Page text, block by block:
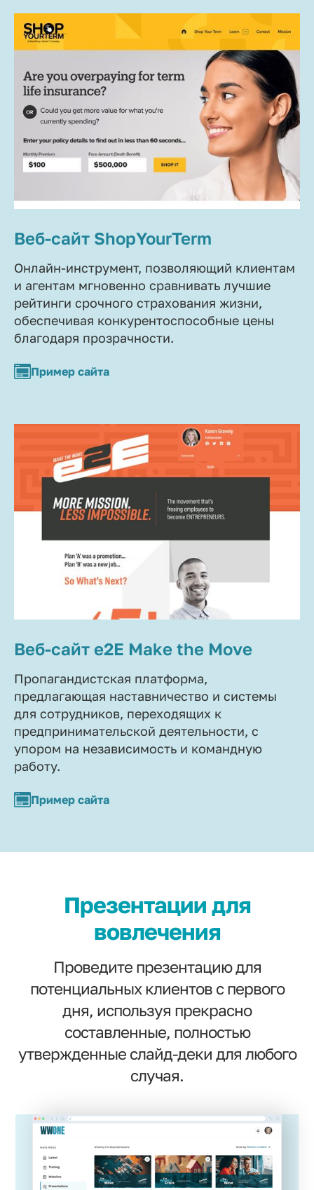
Веб-сайт ShopYourTerm
Онлайн-инструмент, позволяющий клиентам
и агентам мгновенно сравнивать лучшие
рейтинги срочного страхования жизни,
обеспечивая конкурентоспособные цены
благодаря прозрачности.
Пример сайта
Веб-сайт e2E Make the Move
Пропагандистская платформа,
предлагающая наставничество и системы
для сотрудников, переходящих к
предпринимательской деятельности, с
упором на независимость и командную
работу.
Пример сайта
Презентации для
вовлечения
Проведите презентацию для
потенциальных клиентов с первого
дня, используя прекрасно
составленные, полностью
утвержденные слайд-деки для любого
случая.